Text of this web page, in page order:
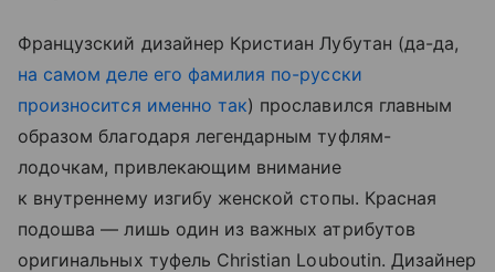
Французский дизайнер Кристиан Лубутан (да-да,
на самом деле его фамилия по-русски
произносится именно так) прославился главным
образом благодаря легендарным туфлям-
лодочкам, привлекающим внимание
к внутреннему изгибу женской стопы. Красная
подошва — лишь один из важных атрибутов
оригинальных туфель Christian Louboutin. Дизайнер